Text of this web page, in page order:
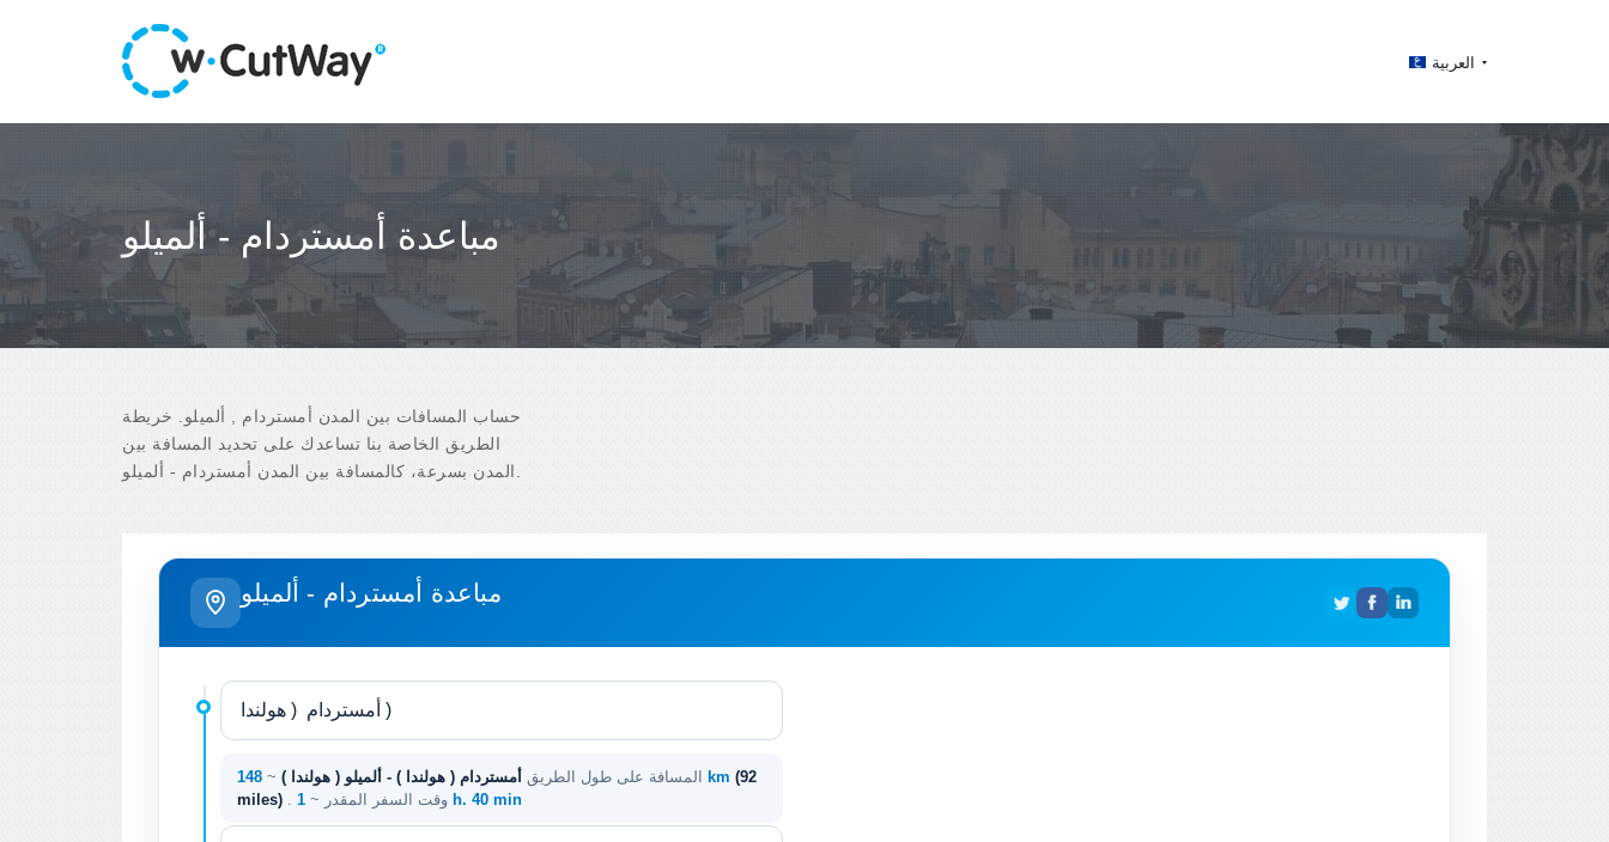
العربية
مباعدة أمستردام - ألميلو
حساب المسافات بين المدن أمستردام , ألميلو. خريطة
الطريق الخاصة بنا تساعدك على تحديد المسافة بين
مباعدة أمستردام - ألميلو
المسافة على طول الطريق أمستردام ( هولندا ) - ألميلو ( هولندا ) ~ 148 km (92
miles)
. وقت السفر المقدر ~ 1 h. 40 min